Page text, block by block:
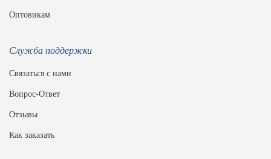
Оптовикам
Служба поддержки
Связаться с нами
Вопрос-Ответ
Отзывы
Как заказать